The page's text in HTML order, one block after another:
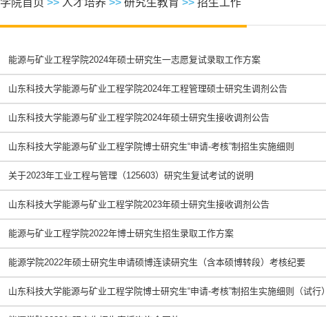
学院首页 >> 人才培养 >> 研究生教育 >> 招生工作
能源与矿业工程学院2024年硕士研究生一志愿复试录取工作方案
​山东科技大学能源与矿业工程学院2024年工程管理硕士研究生调剂公告
山东科技大学能源与矿业工程学院2024年硕士研究生接收调剂公告
山东科技大学能源与矿业工程学院博士研究生“申请-考核”制招生实施细则
关于2023年工业工程与管理（125603）研究生复试考试的说明
山东科技大学能源与矿业工程学院2023年硕士研究生接收调剂公告
能源与矿业工程学院2022年博士研究生招生录取工作方案
能源学院2022年硕士研究生申请硕博连读研究生（含本硕博转段）考核纪要
山东科技大学能源与矿业工程学院博士研究生“申请-考核”制招生实施细则（试行）